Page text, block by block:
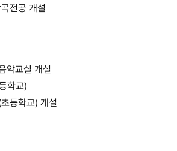
전공 개설
악교실 개설
학교)
등학교) 개설